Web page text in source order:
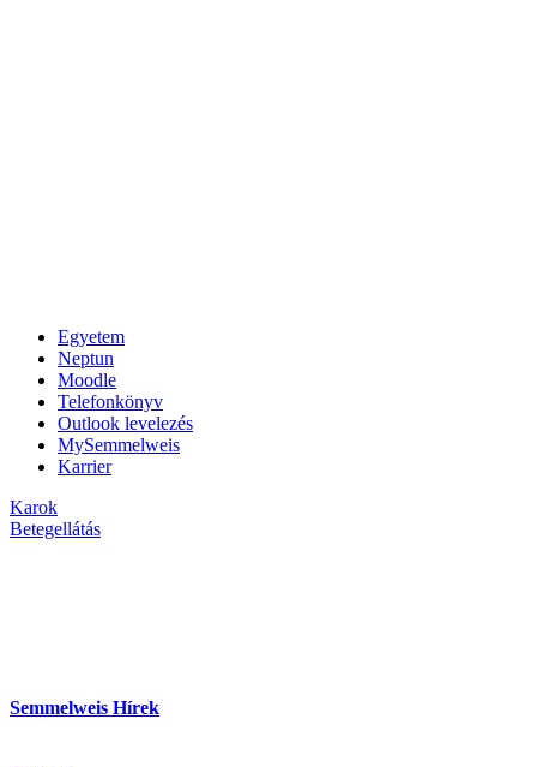
Egyetem
Neptun
Moodle
Telefonkönyv
Outlook levelezés
MySemmelweis
Karrier
Karok
Betegellátás
Semmelweis Hírek